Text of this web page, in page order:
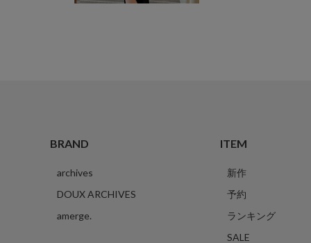
BRAND
archives
DOUX ARCHIVES
amerge.
ITEM
新作
予約
ランキング
SALE